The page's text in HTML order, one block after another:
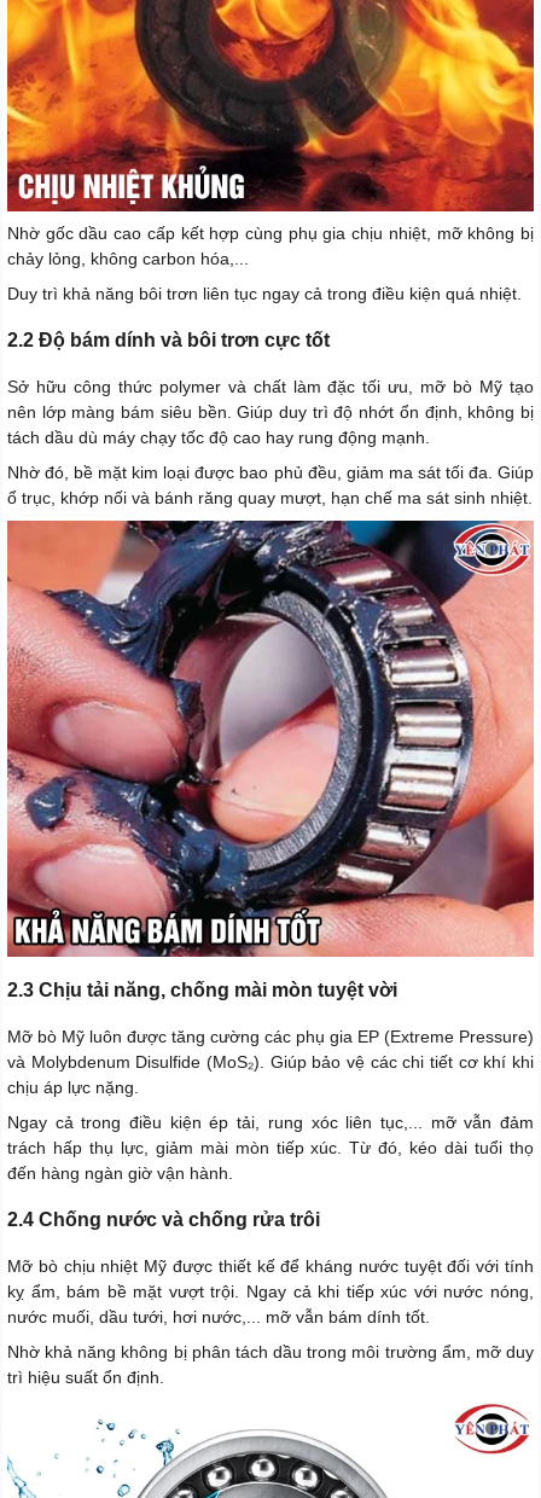
Nhờ gốc dầu cao cấp kết hợp cùng phụ gia chịu nhiệt, mỡ không bị
chảy lỏng, không carbon hóa,...
Duy trì khả năng bôi trơn liên tục ngay cả trong điều kiện quá nhiệt.
2.2 Độ bám dính và bôi trơn cực tốt
Sở hữu công thức polymer và chất làm đặc tối ưu, mỡ bò Mỹ tạo
nên lớp màng bám siêu bền. Giúp duy trì độ nhớt ổn định, không bị
tách dầu dù máy chạy tốc độ cao hay rung động mạnh.
Nhờ đó, bề mặt kim loại được bao phủ đều, giảm ma sát tối đa. Giúp
ổ trục, khớp nối và bánh răng quay mượt, hạn chế ma sát sinh nhiệt.
2.3 Chịu tải năng, chống mài mòn tuyệt vời
Mỡ bò Mỹ luôn được tăng cường các phụ gia EP (Extreme Pressure)
và Molybdenum Disulfide (MoS₂). Giúp bảo vệ các chi tiết cơ khí khi
chịu áp lực nặng.
Ngay cả trong điều kiện ép tải, rung xóc liên tục,... mỡ vẫn đảm
trách hấp thụ lực, giảm mài mòn tiếp xúc. Từ đó, kéo dài tuổi thọ
đến hàng ngàn giờ vận hành.
2.4 Chống nước và chống rửa trôi
Mỡ bò chịu nhiệt Mỹ được thiết kế để kháng nước tuyệt đối với tính
kỵ ẩm, bám bề mặt vượt trội. Ngay cả khi tiếp xúc với nước nóng,
nước muối, dầu tưới, hơi nước,... mỡ vẫn bám dính tốt.
Nhờ khả năng không bị phân tách dầu trong môi trường ẩm, mỡ duy
trì hiệu suất ổn định.